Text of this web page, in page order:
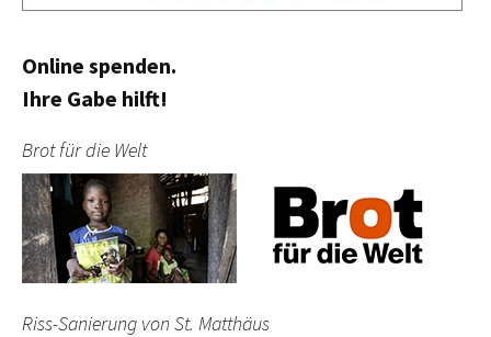
Online spenden.
Ihre Gabe hilft!
Brot für die Welt
Riss-Sanierung von St. Matthäus